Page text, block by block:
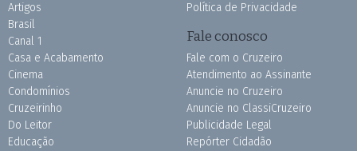
Artigos
Brasil
Canal 1
Casa e Acabamento
Cinema
Condomínios
Cruzeirinho
Do Leitor
Educação
Política de Privacidade
Fale conosco
Fale com o Cruzeiro
Atendimento ao Assinante
Anuncie no Cruzeiro
Anuncie no ClassiCruzeiro
Publicidade Legal
Repórter Cidadão